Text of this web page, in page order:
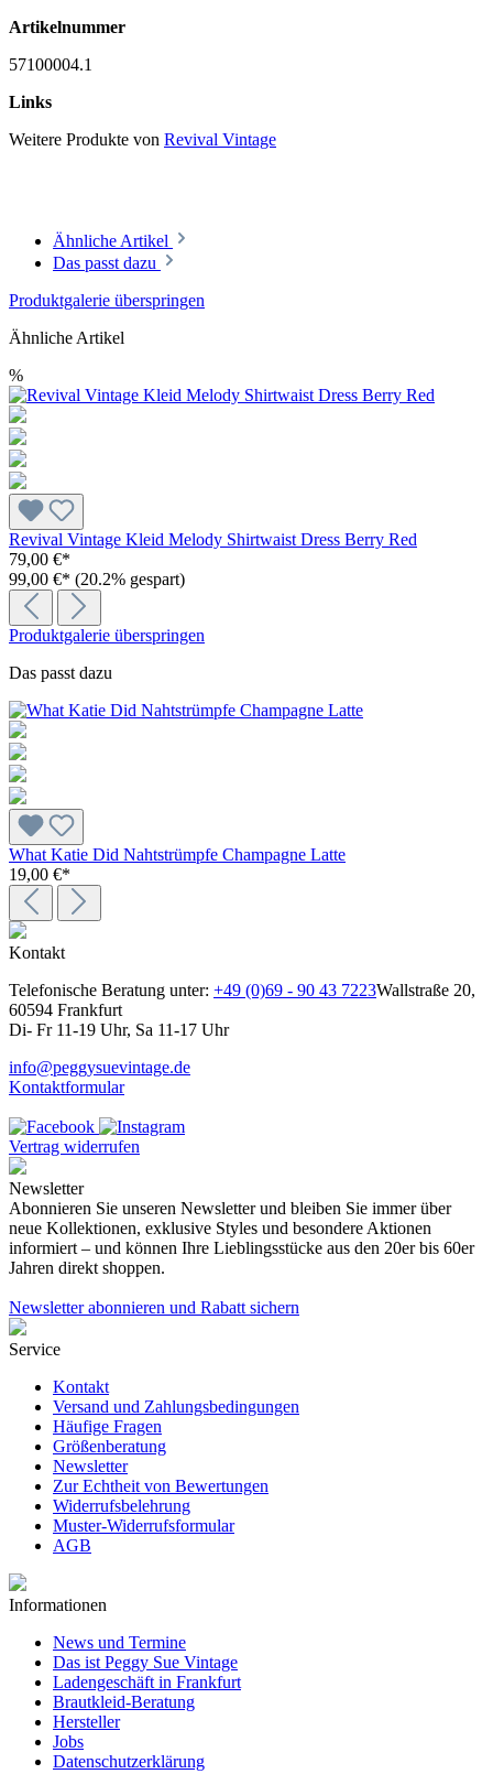
Artikelnummer
57100004.1
Links
Weitere Produkte von Revival Vintage
Ähnliche Artikel
Das passt dazu
Produktgalerie überspringen
Ähnliche Artikel
%
Revival Vintage Kleid Melody Shirtwaist Dress Berry Red
79,00 €*
99,00 €* (20.2% gespart)
Produktgalerie überspringen
Das passt dazu
What Katie Did Nahtstrümpfe Champagne Latte
19,00 €*
Kontakt
Telefonische Beratung unter: +49 (0)69 - 90 43 7223Wallstraße 20,
60594 Frankfurt
Di- Fr 11-19 Uhr, Sa 11-17 Uhr
info@peggysuevintage.de
Kontaktformular
Vertrag widerrufen
Newsletter
Abonnieren Sie unseren Newsletter und bleiben Sie immer über
neue Kollektionen, exklusive Styles und besondere Aktionen
informiert – und können Ihre Lieblingsstücke aus den 20er bis 60er
Jahren direkt shoppen.
Newsletter abonnieren und Rabatt sichern
Service
Kontakt
Versand und Zahlungsbedingungen
Häufige Fragen
Größenberatung
Newsletter
Zur Echtheit von Bewertungen
Widerrufsbelehrung
Muster-Widerrufsformular
AGB
Informationen
News und Termine
Das ist Peggy Sue Vintage
Ladengeschäft in Frankfurt
Brautkleid-Beratung
Hersteller
Jobs
Datenschutzerklärung